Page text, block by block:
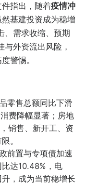
指出，随着疫情冲
基建投资成为稳增
、需求收缩、预期
与外资流出风险，
警惕。
零售总额同比下滑
费降幅显著；房地
销售、新开工、资
。
前置与专项债加速
达10.48%，电
，成为当前稳增长